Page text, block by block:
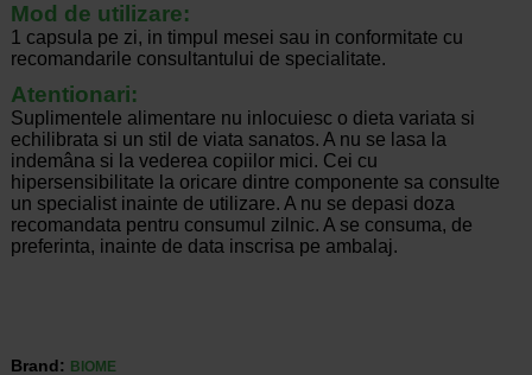
Mod de utilizare:
1 capsula pe zi, in timpul mesei sau in conformitate cu
recomandarile consultantului de specialitate.
Atentionari:
Suplimentele alimentare nu inlocuiesc o dieta variata si
echilibrata si un stil de viata sanatos. A nu se lasa la
indemâna si la vederea copiilor mici. Cei cu
hipersensibilitate la oricare dintre componente sa consulte
un specialist inainte de utilizare. A nu se depasi doza
recomandata pentru consumul zilnic. A se consuma, de
preferinta, inainte de data inscrisa pe ambalaj.
Brand:
BIOME